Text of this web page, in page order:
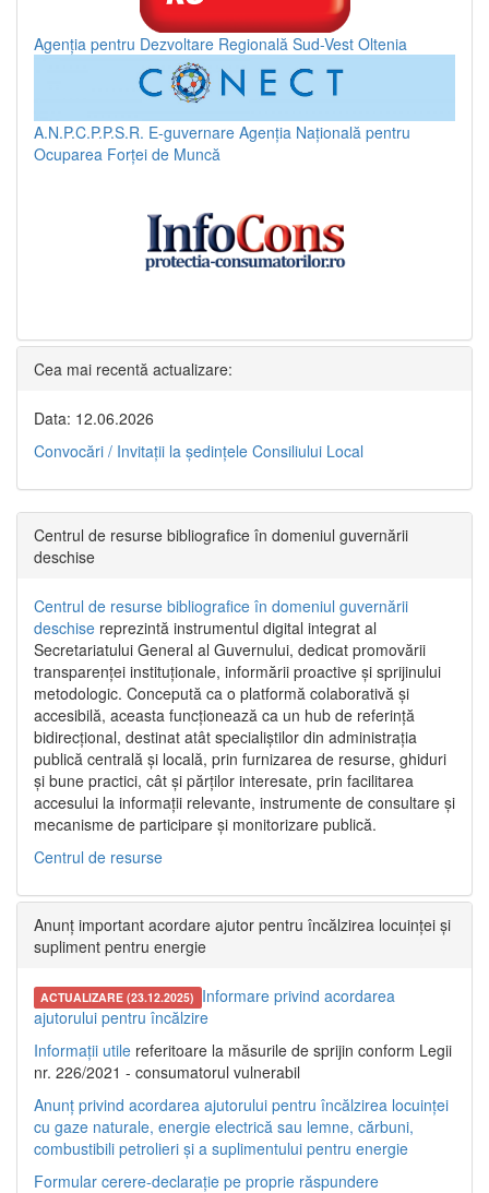
Agenția pentru Dezvoltare Regională Sud-Vest Oltenia
A.N.P.C.P.P.S.R. E-guvernare Agenția Națională pentru
Ocuparea Forței de Muncă
Cea mai recentă actualizare:
Data: 12.06.2026
Convocări / Invitaţii la şedinţele Consiliului Local
Centrul de resurse bibliografice în domeniul guvernării
deschise
Centrul de resurse bibliografice în domeniul guvernării
deschise reprezintă instrumentul digital integrat al
Secretariatului General al Guvernului, dedicat promovării
transparenței instituționale, informării proactive și sprijinului
metodologic. Concepută ca o platformă colaborativă și
accesibilă, aceasta funcționează ca un hub de referință
bidirecțional, destinat atât specialiștilor din administrația
publică centrală și locală, prin furnizarea de resurse, ghiduri
și bune practici, cât și părților interesate, prin facilitarea
accesului la informații relevante, instrumente de consultare și
mecanisme de participare și monitorizare publică.
Centrul de resurse
Anunț important acordare ajutor pentru încălzirea locuinței și
supliment pentru energie
ACTUALIZARE (23.12.2025) Informare privind acordarea
ajutorului pentru încălzire
Informații utile referitoare la măsurile de sprijin conform Legii
nr. 226/2021 - consumatorul vulnerabil
Anunț privind acordarea ajutorului pentru încălzirea locuinței
cu gaze naturale, energie electrică sau lemne, cărbuni,
combustibili petrolieri și a suplimentului pentru energie
Formular cerere-declarație pe proprie răspundere